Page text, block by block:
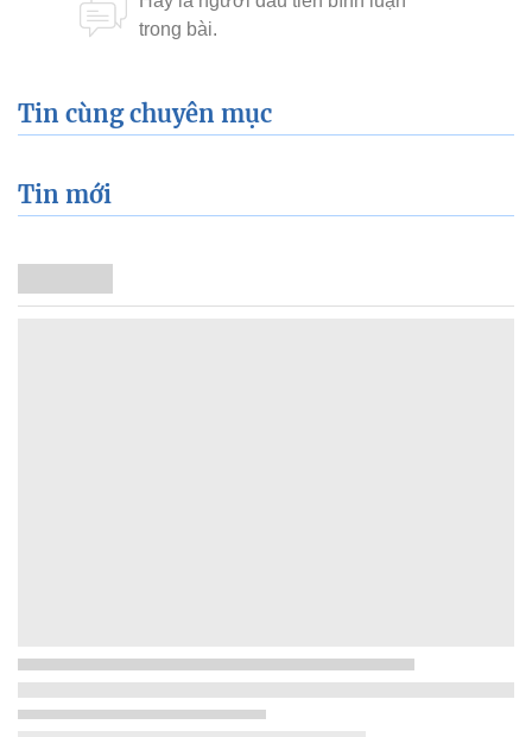
Tin cùng chuyên mục
Tin mới